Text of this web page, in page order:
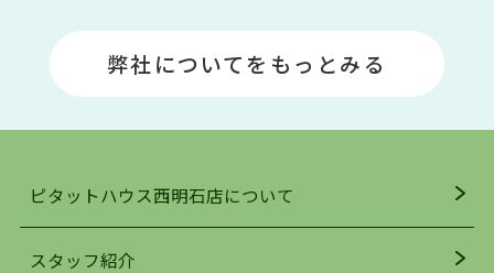
場や釣りスポットが多くあります。JR「大久保
駅」周辺には、ビブレ・イオンをはじめとした買
い物施設も多くあり、買い物にも困りません。
明石駅・西明石駅を中心に、明石市・神戸市西区
でお部屋探している方は、ぜひ当ＨＰにて物件を
お探しになってください。弊社は、スタッフの平
弊社についてをもっとみる
ピタットハウス西明石店について
スタッフ紹介